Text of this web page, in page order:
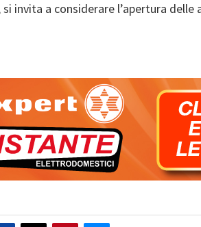
si invita a considerare l’apertura